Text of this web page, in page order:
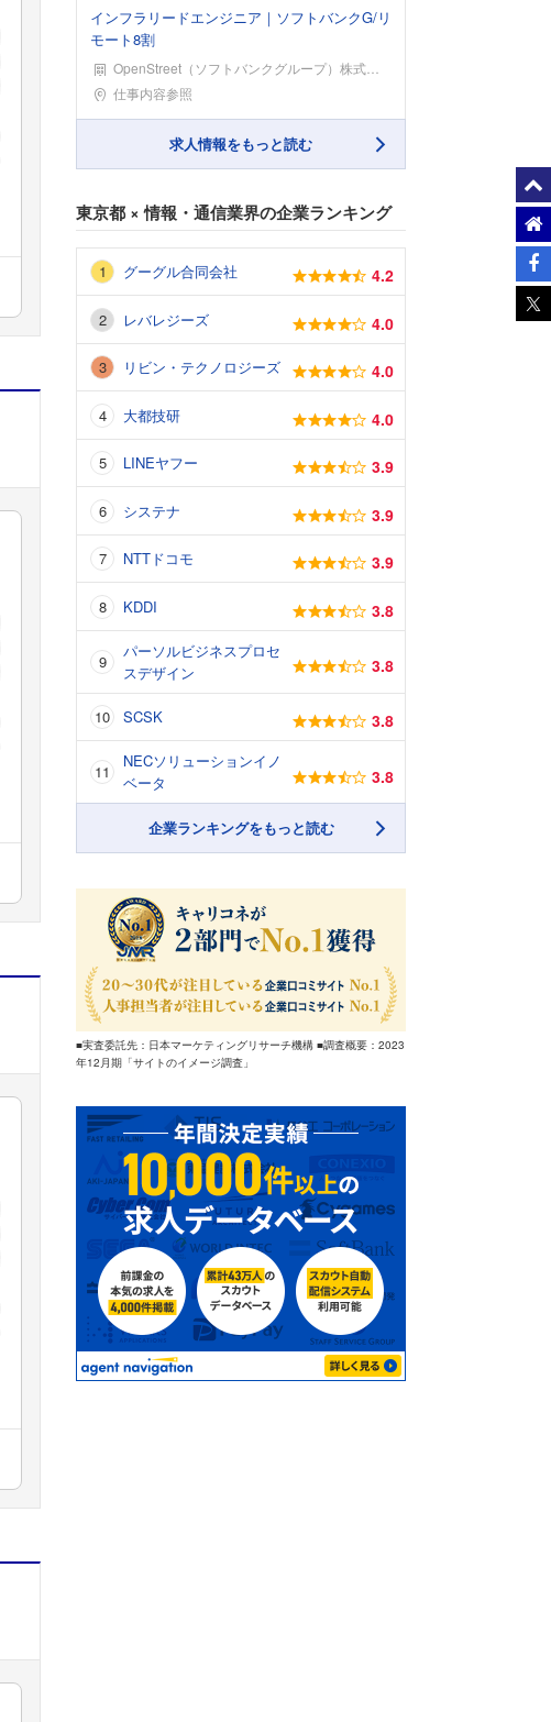
インフラリードエンジニア｜ソフトバンクG/リ
モート8割
OpenStreet（ソフトバンクグループ）株式会社
勤務地仕事内容参照
求人情報をもっと読む
東京都 ×情報・通信業界の企業ランキング
グーグル合同会社 4.2
レバレジーズ 4.0
リビン・テクノロジーズ 4.0
大都技研 4.0
LINEヤフー 3.9
システナ 3.9
NTTドコモ 3.9
KDDI 3.8
パーソルビジネスプロセ
スデザイン
3.8
SCSK 3.8
NECソリューションイノ
ベータ
3.8
企業ランキングをもっと読む
■実査委託先：日本マーケティングリサーチ機構 ■調査概要：2023
年12月期「サイトのイメージ調査」